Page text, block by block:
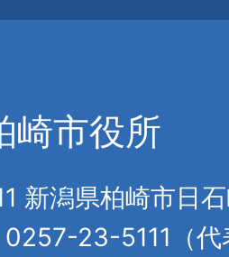
崎市役所
新潟県柏崎市日
0257-23-5111（代